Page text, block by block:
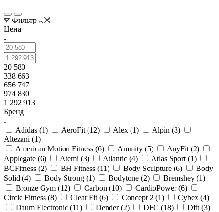
Фильтр
Цена
20 580
338 663
656 747
974 830
1 292 913
Бренд
Adidas (1) AeroFit (12) Alex (1) Alpin (8)
Altezani (1)
American Motion Fitness (6) Ammity (5) AnyFit (2)
Applegate (6) Atemi (3) Atlantic (4) Atlas Sport (1)
BCFitness (2) BH Fitness (11) Body Sculpture (6)
Body
Solid (4) Body Strong (1) Bodytone (2) Bremshey (1)
Bronze Gym (12) Carbon (10) CardioPower (6)
Circle Fitness (8) Clear Fit (6) Concept 2 (1) Cybex (4)
Daum Electronic (11) Dender (2) DFC (18) Dfit (3)